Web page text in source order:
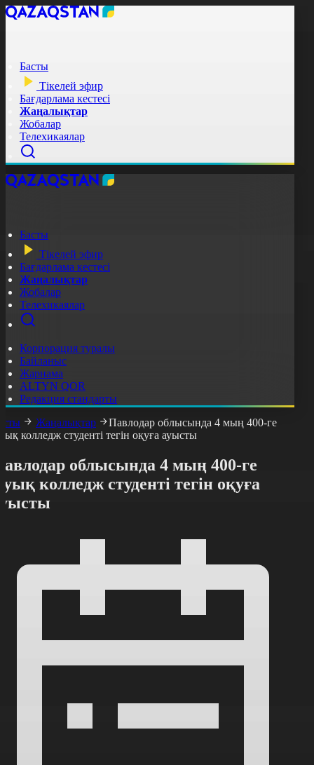
Басты
Тікелей эфир
Бағдарлама кестесі
Жаңалықтар
Жобалар
Телехикаялар
Басты
Тікелей эфир
Бағдарлама кестесі
Жаңалықтар
Жобалар
Телехикаялар
Корпорация туралы
Байланыс
Жарнама
ALTYN QOR
Редакция стандарты
Жаңалықтар
​Павлодар облысында 4 мың 400-ге
колледж студенті тегін оқуға ауысты
облысында 4 мың 400-ге
колледж студенті тегін оқуға